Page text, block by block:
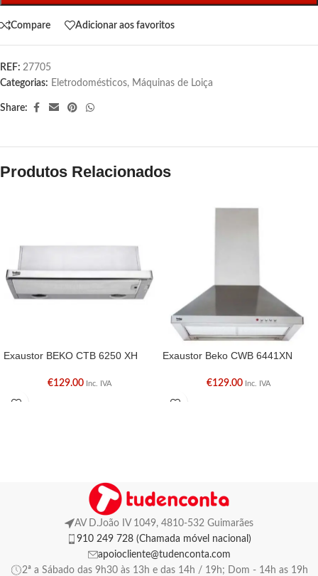
Compare Adicionar aos favoritos
REF: 27705
Categorias: Eletrodomésticos, Máquinas de Loiça
Share:
Produtos Relacionados
Exaustor BEKO CTB 6250 XH
€129.00 Inc. IVA
Exaustor Beko CWB 6441XN
€129.00 Inc. IVA
AV D.João IV 1049, 4810-532 Guimarães
910 249 728 (Chamada móvel nacional)
apoiocliente@tudenconta.com
2ª a Sábado das 9h30 às 13h e das 14h / 19h; Dom - 14h as 19h